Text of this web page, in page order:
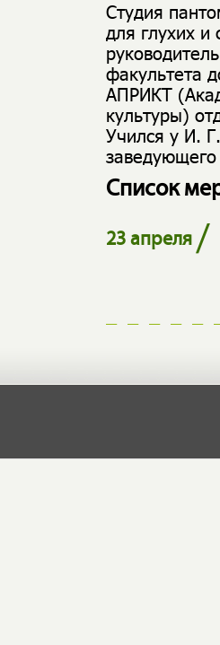
Студия
для глухих
факультета
АПРИКТ
культуры)
Учился у И.
Список
23 апреля/